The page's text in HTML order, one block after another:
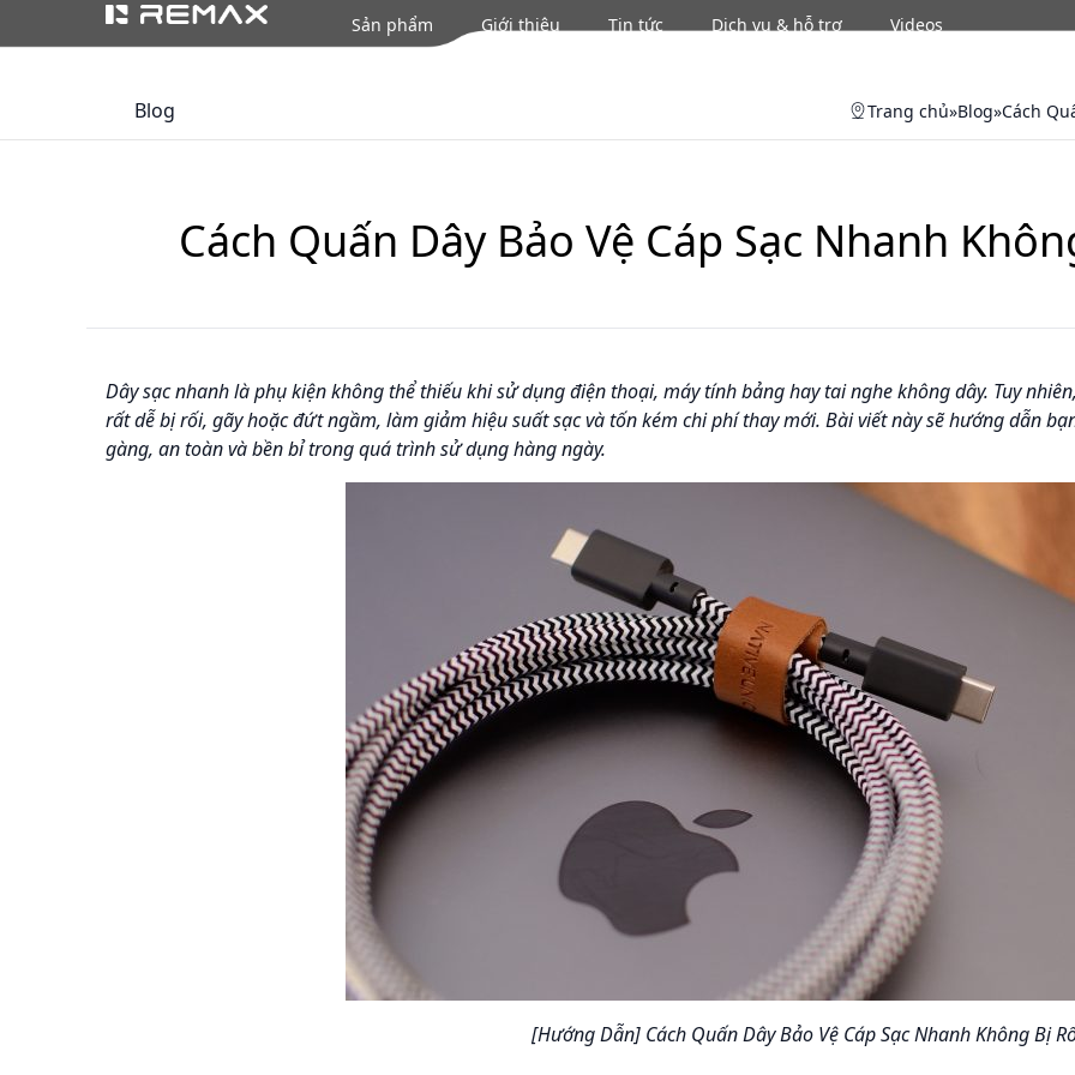
Sản phẩm Giới thiệu Tin tức Dịch vụ & hỗ trợ
Videos
Blog Trang chủ»Blog»Cách
Cách Quấn Dây Bảo Vệ Cáp Sạc Nhanh
Dây sạc nhanh là phụ kiện không thể thiếu khi sử dụng điện thoại, máy tính bảng hay tai nghe không dây. Tuy
rất dễ bị rối, gãy hoặc đứt ngầm, làm giảm hiệu suất sạc và tốn kém chi phí thay mới. Bài viết này sẽ hướng dẫn
gàng, an toàn và bền bỉ trong quá trình sử dụng hàng ngày.
[Hướng Dẫn] Cách Quấn Dây Bảo Vệ Cáp Sạc Nhanh Không Bị